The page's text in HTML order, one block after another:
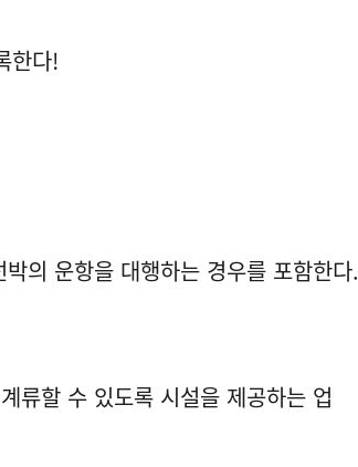
한다!
의 운항을 대행하는 경우를 포함한다.
류할 수 있도록 시설을 제공하는 업